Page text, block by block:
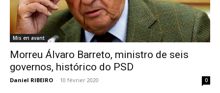
Mis en avant
Morreu Álvaro Barreto, ministro de seis
governos, histórico do PSD
Daniel RIBEIRO - 10 février 2020 0